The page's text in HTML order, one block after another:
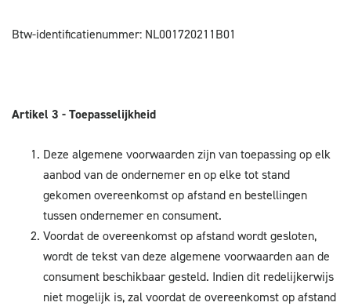
Btw-identificatienummer: NL001720211B01
Artikel 3 - Toepasselijkheid
Deze algemene voorwaarden zijn van toepassing op elk
aanbod van de ondernemer en op elke tot stand
gekomen overeenkomst op afstand en bestellingen
tussen ondernemer en consument.
Voordat de overeenkomst op afstand wordt gesloten,
wordt de tekst van deze algemene voorwaarden aan de
consument beschikbaar gesteld. Indien dit redelijkerwijs
niet mogelijk is, zal voordat de overeenkomst op afstand